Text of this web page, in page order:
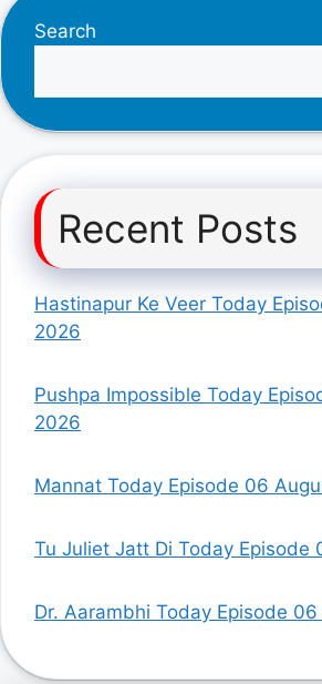
Search
Recent Posts
Hastinapur Ke Veer Today
2026
Pushpa Impossible Today
2026
Mannat Today Episode 06
Tu Juliet Jatt Di Today Episode
Dr. Aarambhi Today Episode